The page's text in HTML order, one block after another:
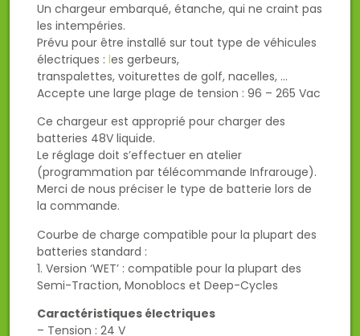
Un chargeur embarqué, étanche, qui ne craint pas
les intempéries.
Prévu pour être installé sur tout type de véhicules
électriques : les gerbeurs,
transpalettes, voiturettes de golf, nacelles, …
Accepte une large plage de tension : 96 – 265 Vac
Ce chargeur est approprié pour charger des
batteries 48V liquide.
Le réglage doit s’effectuer en atelier
(programmation par télécommande Infrarouge).
Merci de nous préciser le type de batterie lors de
la commande.
Courbe de charge compatible pour la plupart des
batteries standard :
1. Version ‘WET’ : compatible pour la plupart des
Semi-Traction, Monoblocs et Deep-Cycles
Caractéristiques électriques
– Tension : 24 V